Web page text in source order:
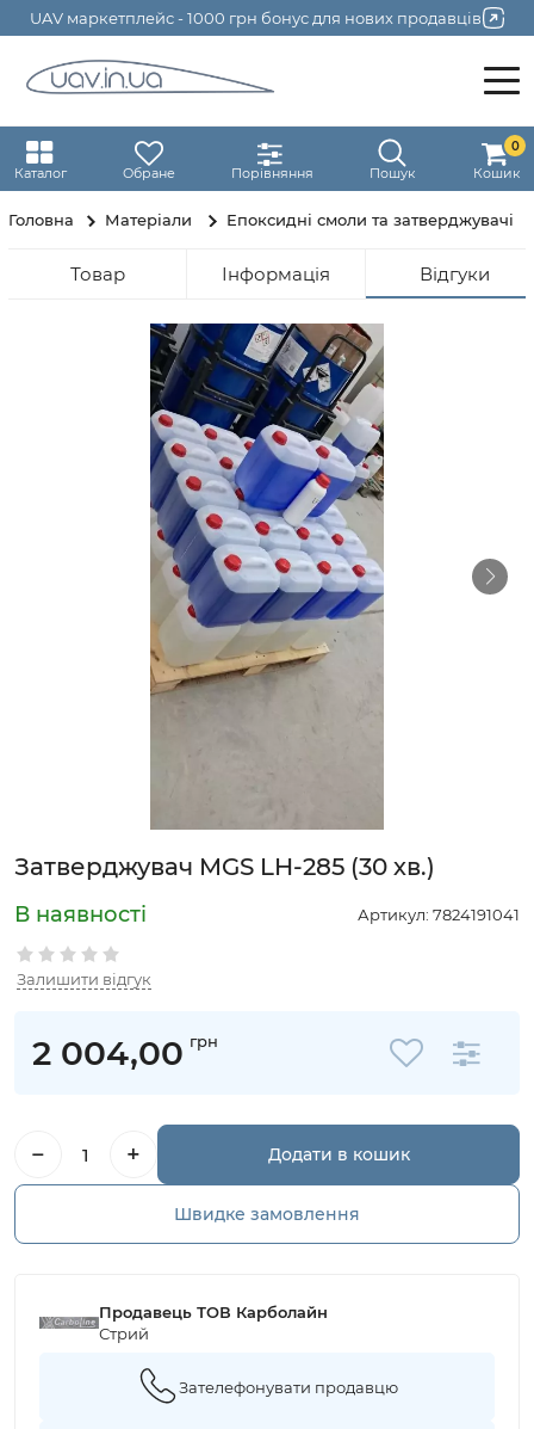
UAV маркетплейс - 1000 грн бонус для нових продавців
Каталог Обране Порівняння Пошук Кошик
0
Головна Матеріали Епоксидні смоли та затверджувачі
Товар Інформація Відгуки
Затверджувач MGS LH-285 (30 хв.)
Артикул: 7824191041
Залишити відгук
2 004,00 грн
− +
Швидке замовлення
Додати в кошик
Продавець ТОВ Карболайн
Стрий
Зателефонувати продавцю